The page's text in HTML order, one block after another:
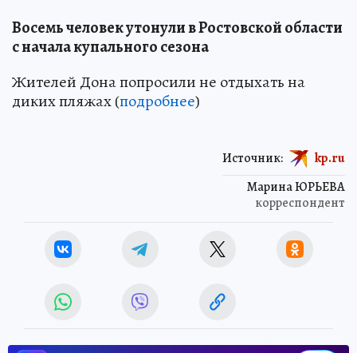
Восемь человек утонули в Ростовской области
с начала купального сезона
Жителей Дона попросили не отдыхать на
диких пляжах (подробнее)
Марина ЮРЬЕВА
корреспондент
Источник: kp.ru